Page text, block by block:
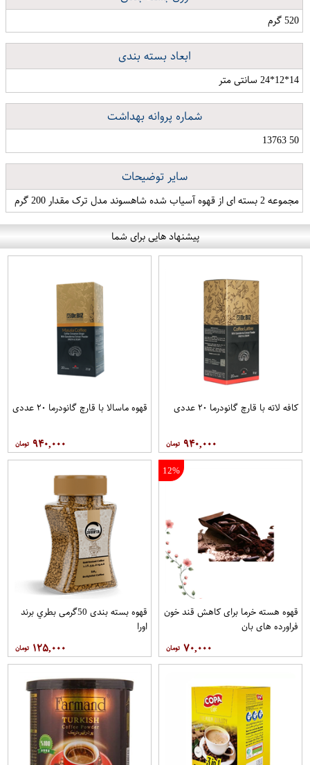
520 گرم
ابعاد بسته بندی
14*12*24 سانتی متر
شماره پروانه بهداشت
50 13763
سایر توضیحات
مجموعه 2 بسته ای از قهوه آسیاب شده شاهسوند مدل ترک مقدار 200 گرم
پیشنهاد هایی برای شما
کافه لاته با قارچ گانودرما ۲۰ عددی
۹۴۰,۰۰۰
قهوه ماسالا با قارچ گانودرما ۲۰ عددی
۹۴۰,۰۰۰
12%
قهوه هسته خرما برای کاهش قند خون
فراورده های بان
۷۰,۰۰۰
قهوه بسته بندی 50گرمی بطري برند
اورا
۱۲۵,۰۰۰